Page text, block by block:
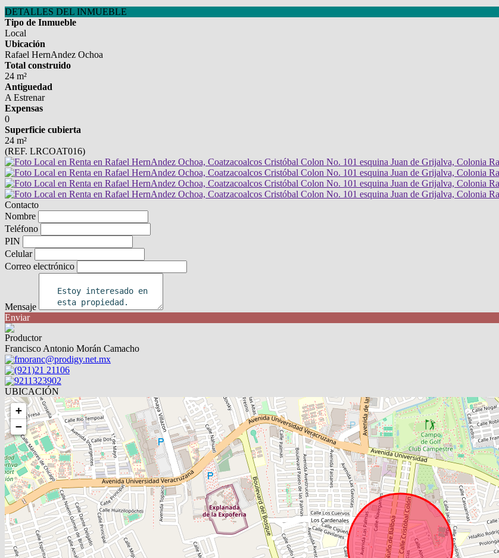
DETALLES DEL INMUEBLE
Tipo de Inmueble
Local
Ubicación
Rafael HernAndez Ochoa
Total construido
24 m²
Antiguedad
A Estrenar
Expensas
0
Superficie cubierta
24 m²
(REF. LRCOAT016)
Contacto
Nombre
Teléfono
PIN
Celular
Correo electrónico
Mensaje
Enviar
Productor
Francisco Antonio Morán Camacho
fmoranc@prodigy.net.mx
(921)21 21106
9211323902
UBICACIÓN
+
−